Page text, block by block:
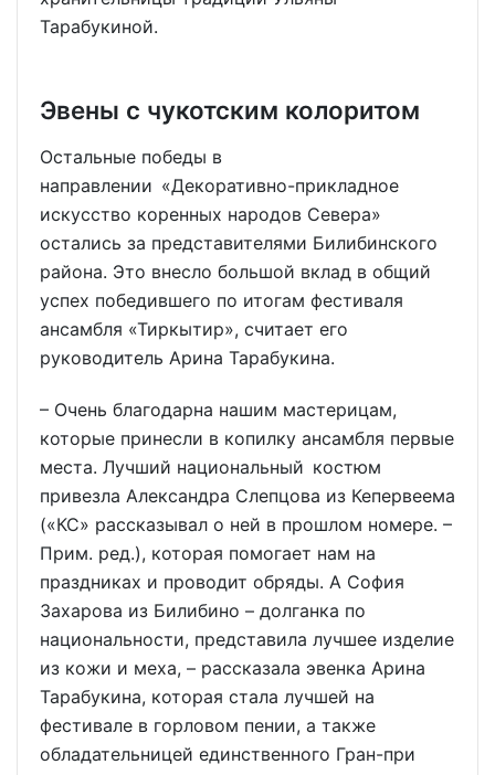
Тарабукиной.
Эвены с чукотским колоритом
Остальные победы в
направлении «Декоративно-прикладное
искусство коренных народов Севера»
остались за представителями Билибинского
района. Это внесло большой вклад в общий
успех победившего по итогам фестиваля
ансамбля «Тиркытир», считает его
руководитель Арина Тарабукина.
– Очень благодарна нашим мастерицам,
которые принесли в копилку ансамбля первые
места. Лучший национальный костюм
привезла Александра Слепцова из Кепервеема
(«КС» рассказывал о ней в прошлом номере. –
Прим. ред.), которая помогает нам на
праздниках и проводит обряды. А София
Захарова из Билибино – долганка по
национальности, представила лучшее изделие
из кожи и меха, – рассказала эвенка Арина
Тарабукина, которая стала лучшей на
фестивале в горловом пении, а также
обладательницей единственного Гран-при